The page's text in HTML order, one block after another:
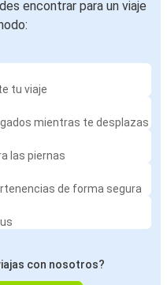
encontrar para un viaje
tu viaje
mientras te desplazas
las piernas
de forma segura
con nosotros?